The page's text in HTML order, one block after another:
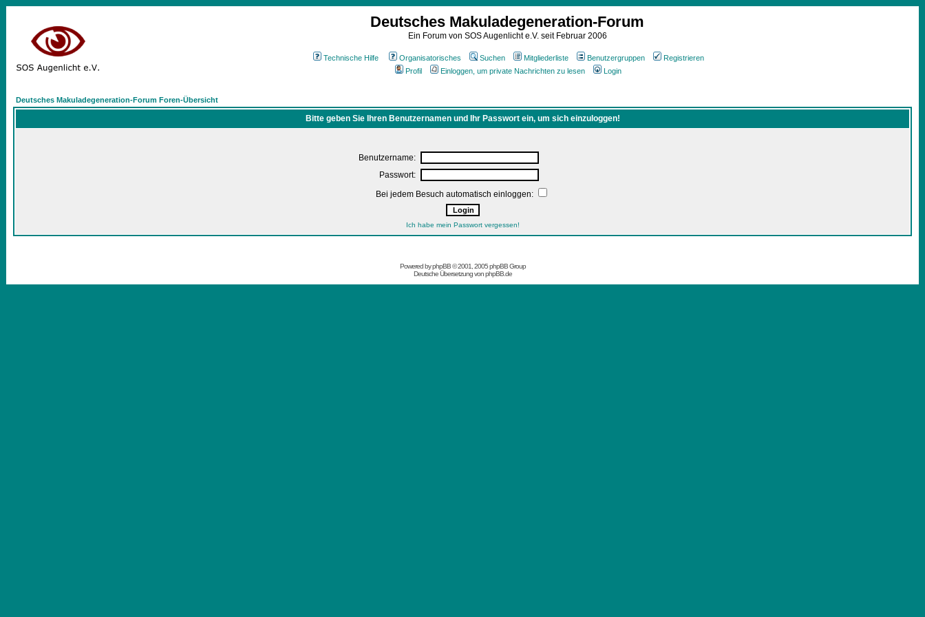
Deutsches Makuladegeneration-Forum
Ein Forum von SOS Augenlicht e.V. seit Februar 2006
Technische Hilfe Organisatorisches Suchen Mitgliederliste Benutzergruppen
Registrieren
Profil
Einloggen, um private Nachrichten zu lesen Login
Deutsches Makuladegeneration-Forum Foren-Übersicht
Bitte geben Sie Ihren Benutzernamen und Ihr Passwort ein, um sich einzuloggen!
Benutzername:
Passwort:
Bei jedem Besuch automatisch einloggen:
Ich habe mein Passwort vergessen!
Powered byphpBB© 2001, 2005 phpBB Group
Deutsche Übersetzung vonphpBB.de